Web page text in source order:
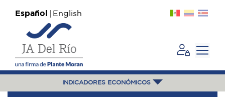
Español English
INDICADORES ECONÓMICOS